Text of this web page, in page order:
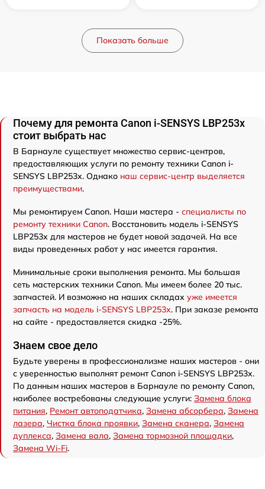
Показать больше
Почему для ремонта Canon i-SENSYS LBP253x
стоит выбрать нас
В Барнауле существует множество сервис-центров,
предоставляющих услуги по ремонту техники Canon i-
SENSYS LBP253x. Однако наш сервис-центр выделяется
преимуществами.
Мы ремонтируем Canon. Наши мастера - специалисты по
ремонту техники Canon. Восстановить модель i-SENSYS
LBP253x для мастеров не будет новой задачей. На все
виды проведенных работ у нас имеется гарантия.
Минимальные сроки выполнения ремонта. Мы большая
сеть мастерских техники Canon. Мы имеем более 20 тыс.
запчастей. И возможно на наших складах уже имеется
запчасть на модель i-SENSYS LBP253x. При заказе ремонта
на сайте - предоставляется скидка -25%.
Знаем свое дело
Будьте уверены в профессионализме наших мастеров - они
с уверенностью выполнят ремонт Canon i-SENSYS LBP253x.
По данным наших мастеров в Барнауле по ремонту Canon,
наиболее востребованы следующие услуги: Замена блока
питания, Ремонт автоподатчика, Замена абсорбера, Замена
лазера, Чистка блока проявки, Замена сканера, Замена
дуплекса, Замена вала, Замена тормозной площадки,
Замена Wi-Fi.